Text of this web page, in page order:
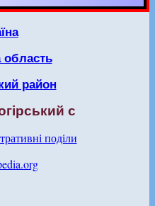
область
район
с
поділи